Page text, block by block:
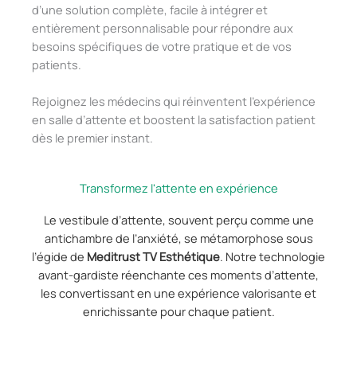
d’une solution complète, facile à intégrer et
entièrement personnalisable pour répondre aux
besoins spécifiques de votre pratique et de vos
patients.
Rejoignez les médecins qui réinventent l’expérience
en salle d’attente et boostent la satisfaction patient
dès le premier instant.
Transformez l'attente en expérience
Le vestibule d’attente, souvent perçu comme une
antichambre de l’anxiété, se métamorphose sous
l’égide de Meditrust TV Esthétique. Notre technologie
avant-gardiste réenchante ces moments d’attente,
les convertissant en une expérience valorisante et
enrichissante pour chaque patient.